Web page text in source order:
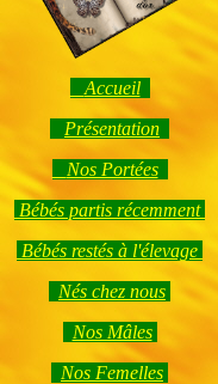
Accueil
Présentation
Nos Portées
Bébés partis récemment
Bébés restés à l'élevage
Nés chez nous
Nos Mâles
Nos Femelles